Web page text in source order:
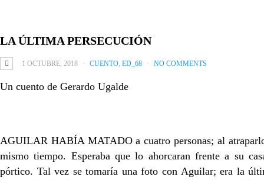
LA ÚLTIMA PERSECUCIÓN
1 OCTUBRE, 2018 CUENTO, ED_68 NO COMMENTS
Un cuento de Gerardo Ugalde
AGUILAR HABÍA MATADO a cuatro personas; al
mismo tiempo. Esperaba que lo ahorcaran frente a su
pórtico. Tal vez se tomaría una foto con Aguilar; era la